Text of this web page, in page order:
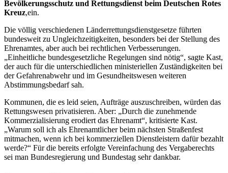
Bevölkerungsschutz und Rettungsdienst beim Deutschen Rotes
Kreuz,ein.
Die völlig verschiedenen Länderrettungsdienstgesetze führten
bundesweit zu Ungleichzeitigkeiten, besonders bei der Stellung des
Ehrenamtes, aber auch bei rechtlichen Verbesserungen.
„Einheitliche bundesgesetzliche Regelungen sind nötig“, sagte Kast,
der auch für die unterschiedlichen ministeriellen Zuständigkeiten bei
der Gefahrenabwehr und im Gesundheitswesen weiteren
Abstimmungsbedarf sah.
Kommunen, die es leid seien, Aufträge auszuschreiben, würden das
Rettungswesen privatisieren. Aber: „Durch die zunehmende
Kommerzialisierung erodiert das Ehrenamt“, kritisierte Kast.
„Warum soll ich als Ehrenamtlicher beim nächsten Straßenfest
mitmachen, wenn ich bei kommerziellen Dienstleistern dafür bezahlt
werde?“ Für die bereits erfolgte Vereinfachung des Vergaberechts
sei man Bundesregierung und Bundestag sehr dankbar.